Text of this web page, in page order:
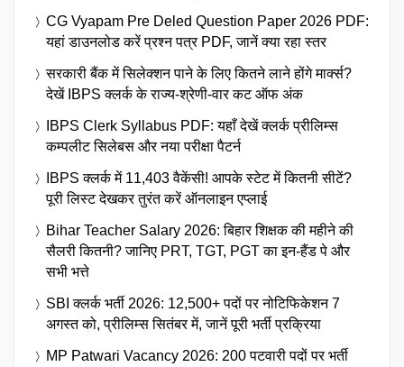
CG Vyapam Pre Deled Question Paper 2026 PDF:
यहां डाउनलोड करें प्रश्न पत्र PDF, जानें क्या रहा स्तर
सरकारी बैंक में सिलेक्शन पाने के लिए कितने लाने होंगे मार्क्स?
देखें IBPS क्लर्क के राज्य-श्रेणी-वार कट ऑफ अंक
IBPS Clerk Syllabus PDF: यहाँ देखें क्लर्क प्रीलिम्स
कम्पलीट सिलेबस और नया परीक्षा पैटर्न
IBPS क्लर्क में 11,403 वैकेंसी! आपके स्टेट में कितनी सीटें?
पूरी लिस्ट देखकर तुरंत करें ऑनलाइन एप्लाई
Bihar Teacher Salary 2026: बिहार शिक्षक की महीने की
सैलरी कितनी? जानिए PRT, TGT, PGT का इन-हैंड पे और
सभी भत्ते
SBI क्लर्क भर्ती 2026: 12,500+ पदों पर नोटिफिकेशन 7
अगस्त को, प्रीलिम्स सितंबर में, जानें पूरी भर्ती प्रक्रिया
MP Patwari Vacancy 2026: 200 पटवारी पदों पर भर्ती